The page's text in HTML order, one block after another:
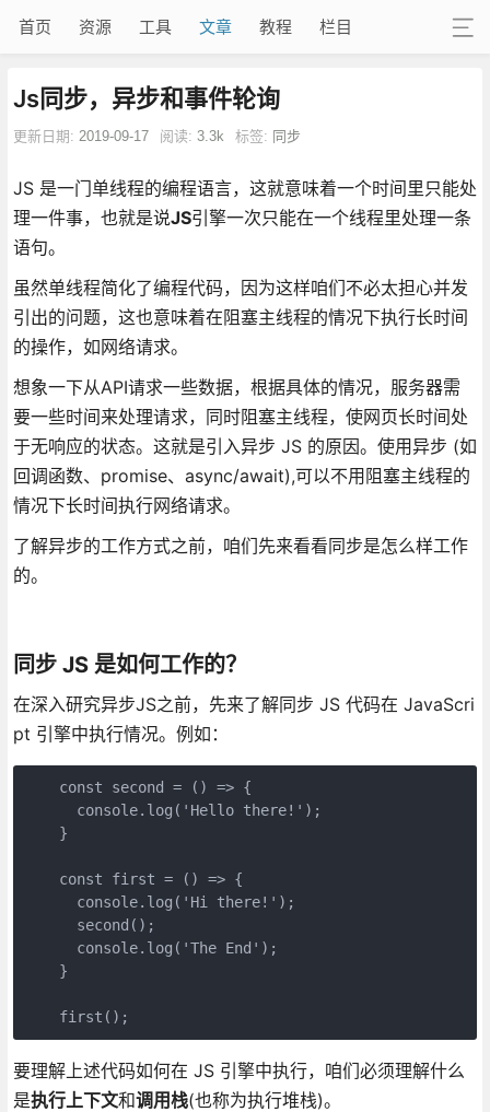
首页 资源 工具 文章 教程 栏目
Js同步，异步和事件轮询
更新日期: 2019-09-17 阅读: 3.3k 标签: 同步
JS 是一门单线程的编程语言，这就意味着一个时间里只能处
理一件事，也就是说JS引擎一次只能在一个线程里处理一条
语句。
虽然单线程简化了编程代码，因为这样咱们不必太担心并发
引出的问题，这也意味着在阻塞主线程的情况下执行长时间
的操作，如网络请求。
想象一下从API请求一些数据，根据具体的情况，服务器需
要一些时间来处理请求，同时阻塞主线程，使网页长时间处
于无响应的状态。这就是引入异步 JS 的原因。使用异步 (如
回调函数、promise、async/await),可以不用阻塞主线程的
情况下长时间执行网络请求。
了解异步的工作方式之前，咱们先来看看同步是怎么样工作
的。
同步 JS 是如何工作的？
在深入研究异步JS之前，先来了解同步 JS 代码在 JavaScri
pt 引擎中执行情况。例如：
    const second = () => {
      console.log('Hello there!');
    }
    const first = () => {
      console.log('Hi there!');
      second();
      console.log('The End');
    }
要理解上述代码如何在 JS 引擎中执行，咱们必须理解什么
是执行上下文和调用栈(也称为执行堆栈)。